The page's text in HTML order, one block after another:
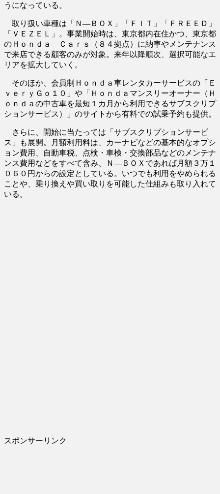
うになっている。
取り扱い車種は「Ｎ―ＢＯＸ」「ＦＩＴ」「ＦＲＥＥＤ」
「ＶＥＺＥＬ」。事業開始時は、東京都内在住かつ、東京都
のＨｏｎｄａ Ｃａｒｓ（８４拠点）に納車やメンテナンス
で来店できる顧客のみが対象。来年以降順次、選択可能なエ
リアを拡大していく。
そのほか、会員制Ｈｏｎｄａ車レンタカーサービスの「Ｅ
ｖｅｒｙＧｏ１０」や「Ｈｏｎｄａマンスリーオーナー（Ｈ
ｏｎｄａの中古車を最短１カ月から利用できるサブスクリプ
ションサービス）」のサイトから有料での試乗予約も提供。
さらに、開始に当たっては「サブスクリプションサービ
ス」も展開。月額利用料は、カーナビなどの基本的なオプシ
ョン費用、自動車税、点検・車検・交換部品などのメンテナ
ンス費用などをすべて含み、Ｎ―ＢＯＸであれば月額３万１
０６０円からの設定としている。いつでも利用をやめられる
ことや、乗り換えや買い取りを可能した仕組みも取り入れて
いる。
スポンサーリンク